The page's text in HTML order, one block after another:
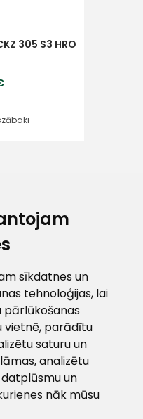
sīkdatnes un
tehnoloģijas, lai
pārlūkošanas
vietnē, parādītu
saturu un
analizētu
un
nāk mūsu
305 S3 HRO
LV - 3801
(+371) 63 881